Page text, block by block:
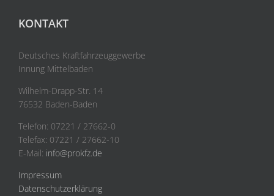
KONTAKT
Deutsches Kraftfahrzeuggewerbe
Innung Mittelbaden
Wilhelm-Drapp-Str. 14
76532 Baden-Baden
Telefon: 07221 / 27662-0
Telefax: 07221 / 27662-10
E-Mail: info@prokfz.de
Impressum
Datenschutzerklärung